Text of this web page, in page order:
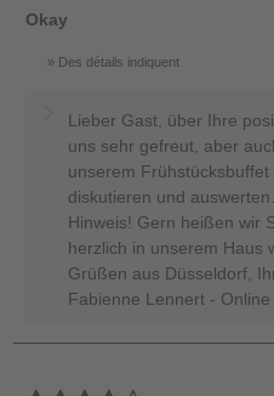
Okay
Des détails indiquent
Lieber Gast, über Ihre
uns sehr gefreut, aber
unserem
diskutieren und
Hinweis! Gern heißen wir
herzlich in unserem Haus
Grüßen aus Düsseldorf,
Fabienne Lennert -